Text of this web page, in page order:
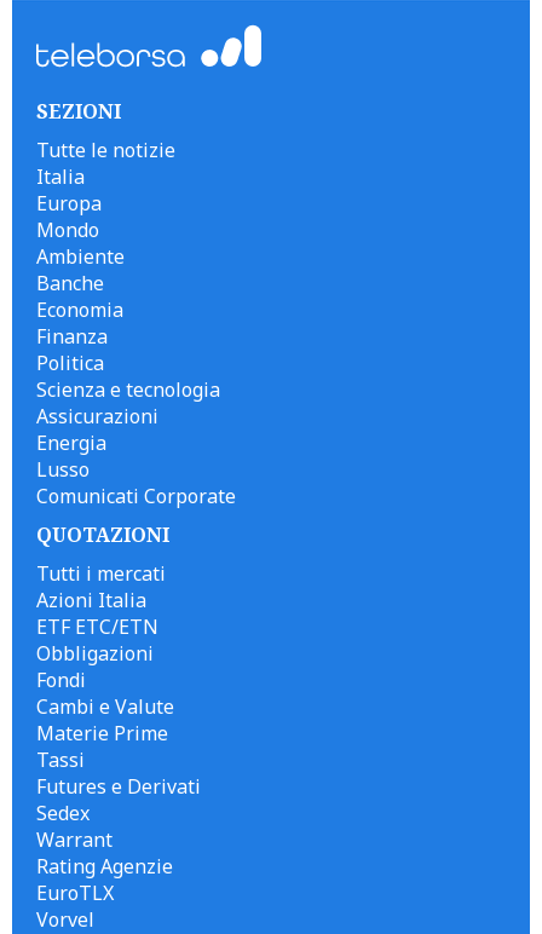
SEZIONI
Tutte le notizie
Italia
Europa
Mondo
Ambiente
Banche
Economia
Finanza
Politica
Scienza e tecnologia
Assicurazioni
Energia
Lusso
Comunicati Corporate
QUOTAZIONI
Tutti i mercati
Azioni Italia
ETF ETC/ETN
Obbligazioni
Fondi
Cambi e Valute
Materie Prime
Tassi
Futures e Derivati
Sedex
Warrant
Rating Agenzie
EuroTLX
Vorvel